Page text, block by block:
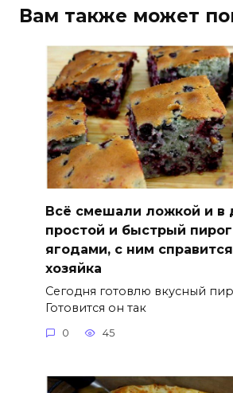
Вам также может
Всё смешали ложкой и в
простой и быстрый
ягодами, с ним
хозяйка
Сегодня готовлю вкусный
Готовится он так
0 45